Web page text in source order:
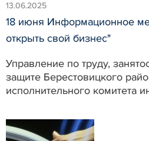
13.06.2025
18 июня Информационное
открыть свой бизнес"
Управление по труду,
защите Берестовицкого
исполнительного комитета